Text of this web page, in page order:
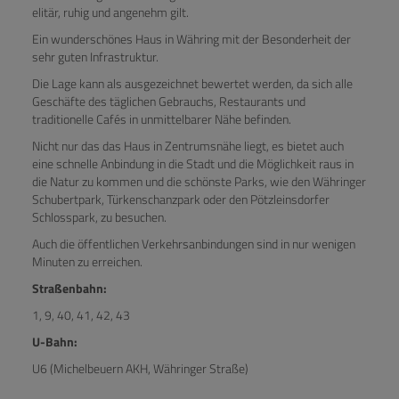
elitär, ruhig und angenehm gilt.
Ein wunderschönes Haus in Währing mit der Besonderheit der
sehr guten Infrastruktur.
Die Lage kann als ausgezeichnet bewertet werden, da sich alle
Geschäfte des täglichen Gebrauchs, Restaurants und
traditionelle Cafés in unmittelbarer Nähe befinden.
Nicht nur das das Haus in Zentrumsnähe liegt, es bietet auch
eine schnelle Anbindung in die Stadt und die Möglichkeit raus in
die Natur zu kommen und die schönste Parks, wie den Währinger
Schubertpark, Türkenschanzpark oder den Pötzleinsdorfer
Schlosspark, zu besuchen.
Auch die öffentlichen Verkehrsanbindungen sind in nur wenigen
Minuten zu erreichen.
Straßenbahn:
1, 9, 40, 41, 42, 43
U-Bahn:
U6 (Michelbeuern AKH, Währinger Straße)